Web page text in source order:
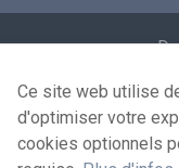
Ce site web utilise
d'optimiser votre
cookies optionnels